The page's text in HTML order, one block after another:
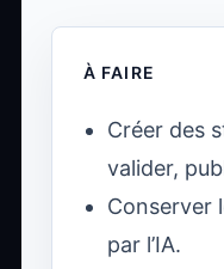
À FAIRE
Créer des
valider,
Conserver
par l’IA.